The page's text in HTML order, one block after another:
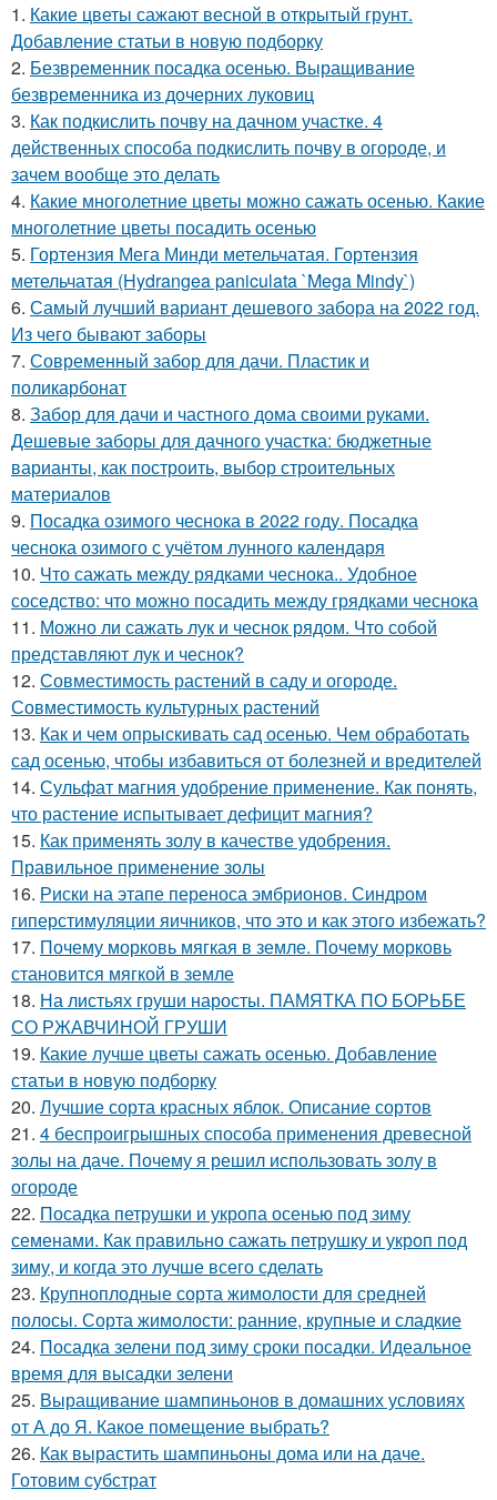
1. Какие цветы сажают весной в открытый грунт.
Добавление статьи в новую подборку
2. Безвременник посадка осенью. Выращивание
безвременника из дочерних луковиц
3. Как подкислить почву на дачном участке. 4
действенных способа подкислить почву в огороде, и
зачем вообще это делать
4. Какие многолетние цветы можно сажать осенью. Какие
многолетние цветы посадить осенью
5. Гортензия Мега Минди метельчатая. Гортензия
метельчатая (Hydrangea paniculata `Mega Mindy`)
6. Самый лучший вариант дешевого забора на 2022 год.
Из чего бывают заборы
7. Современный забор для дачи. Пластик и
поликарбонат
8. Забор для дачи и частного дома своими руками.
Дешевые заборы для дачного участка: бюджетные
варианты, как построить, выбор строительных
материалов
9. Посадка озимого чеснока в 2022 году. Посадка
чеснока озимого с учётом лунного календаря
10. Что сажать между рядками чеснока.. Удобное
соседство: что можно посадить между грядками чеснока
11. Можно ли сажать лук и чеснок рядом. Что собой
представляют лук и чеснок?
12. Совместимость растений в саду и огороде.
Совместимость культурных растений
13. Как и чем опрыскивать сад осенью. Чем обработать
сад осенью, чтобы избавиться от болезней и вредителей
14. Сульфат магния удобрение применение. Как понять,
что растение испытывает дефицит магния?
15. Как применять золу в качестве удобрения.
Правильное применение золы
16. Риски на этапе переноса эмбрионов. Синдром
гиперстимуляции яичников, что это и как этого избежать?
17. Почему морковь мягкая в земле. Почему морковь
становится мягкой в земле
18. На листьях груши наросты. ПАМЯТКА ПО БОРЬБЕ
СО РЖАВЧИНОЙ ГРУШИ
19. Какие лучше цветы сажать осенью. Добавление
статьи в новую подборку
20. Лучшие сорта красных яблок. Описание сортов
21. 4 беспроигрышных способа применения древесной
золы на даче. Почему я решил использовать золу в
огороде
22. Посадка петрушки и укропа осенью под зиму
семенами. Как правильно сажать петрушку и укроп под
зиму, и когда это лучше всего сделать
23. Крупноплодные сорта жимолости для средней
полосы. Сорта жимолости: ранние, крупные и сладкие
24. Посадка зелени под зиму сроки посадки. Идеальное
время для высадки зелени
25. Выращивание шампиньонов в домашних условиях
от А до Я. Какое помещение выбрать?
26. Как вырастить шампиньоны дома или на даче.
Готовим субстрат